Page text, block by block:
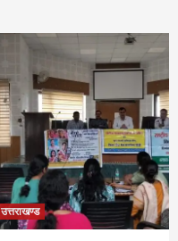
उत्तराखण्ड